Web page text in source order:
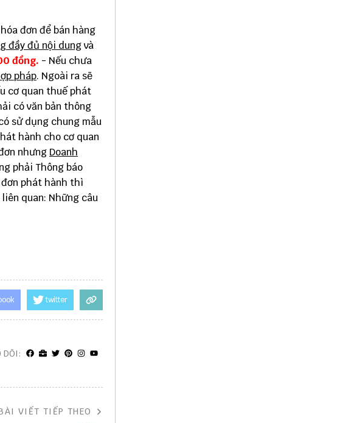
đơn để bán hàng
đầy đủ nội dungvà
đồng. - Nếu chưa
pháp. Ngoài ra sẽ
cơ quan thuế phát
có văn bản thông
sử dụng chung mẫu
hành cho cơ quan
nhưng Doanh
phải Thông báo
phát hành thì
quan: Những câu
twitter
DÕI:
VIẾT TIẾP THEO